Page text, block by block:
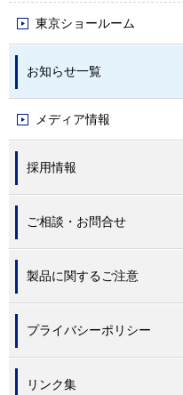
東京ショールーム
お知らせ一覧
メディア情報
採用情報
ご相談・お問合せ
製品に関するご注意
プライバシーポリシー
リンク集